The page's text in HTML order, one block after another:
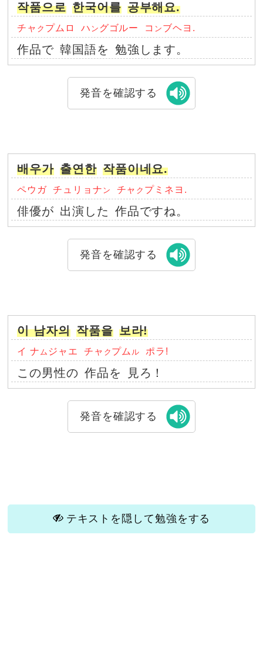
작품으로 한국어를 공부해요.
チャ ク プムロ ハ ン グゴルー コ ン ブヘヨ.
作品で 韓国語を 勉強します。
発音を確認する
배우가 출연한 작품이네요.
ペウガ チュリョナ ン チャ ク プミネヨ.
俳優が 出演した 作品ですね。
発音を確認する
이 남자의 작품을 보라!
イ ナ ム ジャエ チャ ク プム ル ポラ!
この男性の 作品を 見ろ！
発音を確認する
テキストを隠して勉強をする